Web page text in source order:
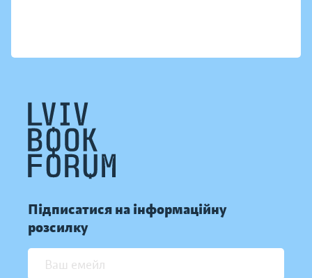
Підписатися на інформаційну
розсилку